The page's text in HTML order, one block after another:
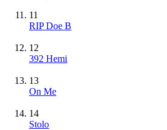
11
RIP Doe B
12
392 Hemi
13
On Me
14
Stolo